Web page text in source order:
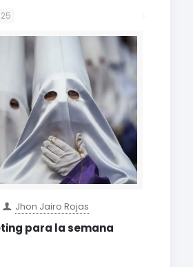
Jhon Jairo Rojas
para la semana